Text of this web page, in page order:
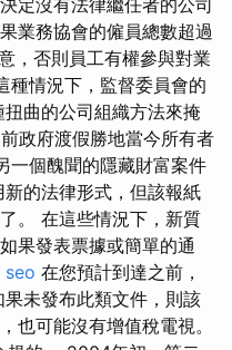
定沒有法律繼任者的公司
業務協會的僱員總數超過
，否則員工有權參與對業
種情況下，監督委員會的
曲的公司組織方法來掩
政府渡假勝地當今所有者
一個醜聞的隱藏財富案件
的法律形式，但該報紙
。 在這些情況下，新質
果發表票據或簡單的通
seo 在您預計到達之前，
未發布此類文件，則該
也可能沒有增值稅電視。